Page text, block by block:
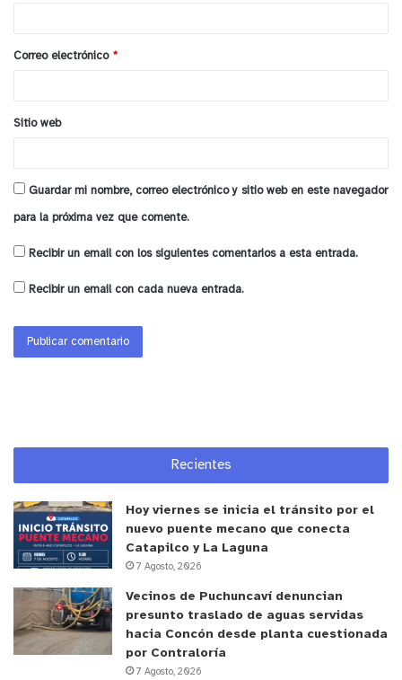
*
Correo electrónico *
Sitio web
Guardar mi nombre, correo electrónico y sitio web en este navegador
para la próxima vez que comente.
Recibir un email con los siguientes comentarios a esta entrada.
Recibir un email con cada nueva entrada.
Recientes
Hoy viernes se inicia el tránsito por el
nuevo puente mecano que conecta
Catapilco y La Laguna
7 Agosto, 2026
Vecinos de Puchuncaví denuncian
presunto traslado de aguas servidas
hacia Concón desde planta cuestionada
por Contraloría
7 Agosto, 2026